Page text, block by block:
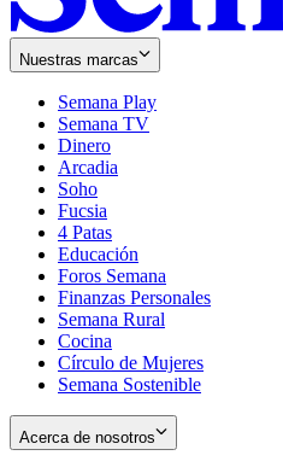
Nuestras marcas
Semana Play
Semana TV
Dinero
Arcadia
Soho
in
new
window
Fucsia
in
new
window
4 Patas
Educación
Foros Semana
Finanzas Personales
Semana Rural
Cocina
Círculo de Mujeres
Semana Sostenible
Acerca de nosotros